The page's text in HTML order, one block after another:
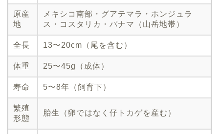
原産
地
メキシコ南部・グアテマラ・ホンジュラ
ス・コスタリカ・パナマ（山岳地帯）
全長 13〜20cm（尾を含む）
体重 25〜45g（成体）
寿命 5〜8年（飼育下）
繁殖
形態
胎生（卵ではなく仔トカゲを産む）